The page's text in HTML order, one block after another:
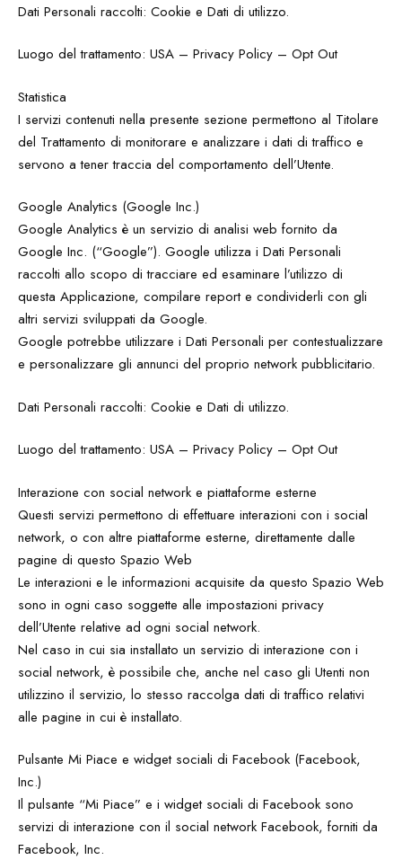
Dati Personali raccolti: Cookie e Dati di utilizzo.
Luogo del trattamento: USA – Privacy Policy – Opt Out
Statistica
I servizi contenuti nella presente sezione permettono al Titolare
del Trattamento di monitorare e analizzare i dati di traffico e
servono a tener traccia del comportamento dell’Utente.
Google Analytics (Google Inc.)
Google Analytics è un servizio di analisi web fornito da
Google Inc. (“Google”). Google utilizza i Dati Personali
raccolti allo scopo di tracciare ed esaminare l’utilizzo di
questa Applicazione, compilare report e condividerli con gli
altri servizi sviluppati da Google.
Google potrebbe utilizzare i Dati Personali per contestualizzare
e personalizzare gli annunci del proprio network pubblicitario.
Dati Personali raccolti: Cookie e Dati di utilizzo.
Luogo del trattamento: USA – Privacy Policy – Opt Out
Interazione con social network e piattaforme esterne
Questi servizi permettono di effettuare interazioni con i social
network, o con altre piattaforme esterne, direttamente dalle
pagine di questo Spazio Web
Le interazioni e le informazioni acquisite da questo Spazio Web
sono in ogni caso soggette alle impostazioni privacy
dell’Utente relative ad ogni social network.
Nel caso in cui sia installato un servizio di interazione con i
social network, è possibile che, anche nel caso gli Utenti non
utilizzino il servizio, lo stesso raccolga dati di traffico relativi
alle pagine in cui è installato.
Pulsante Mi Piace e widget sociali di Facebook (Facebook,
Inc.)
Il pulsante “Mi Piace” e i widget sociali di Facebook sono
servizi di interazione con il social network Facebook, forniti da
Facebook, Inc.